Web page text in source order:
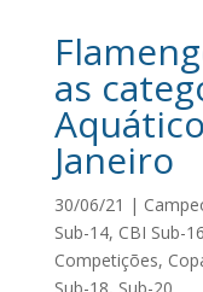
as
Janeiro
30/06/21 |
Sub-14, CBI Sub-16
Competições,